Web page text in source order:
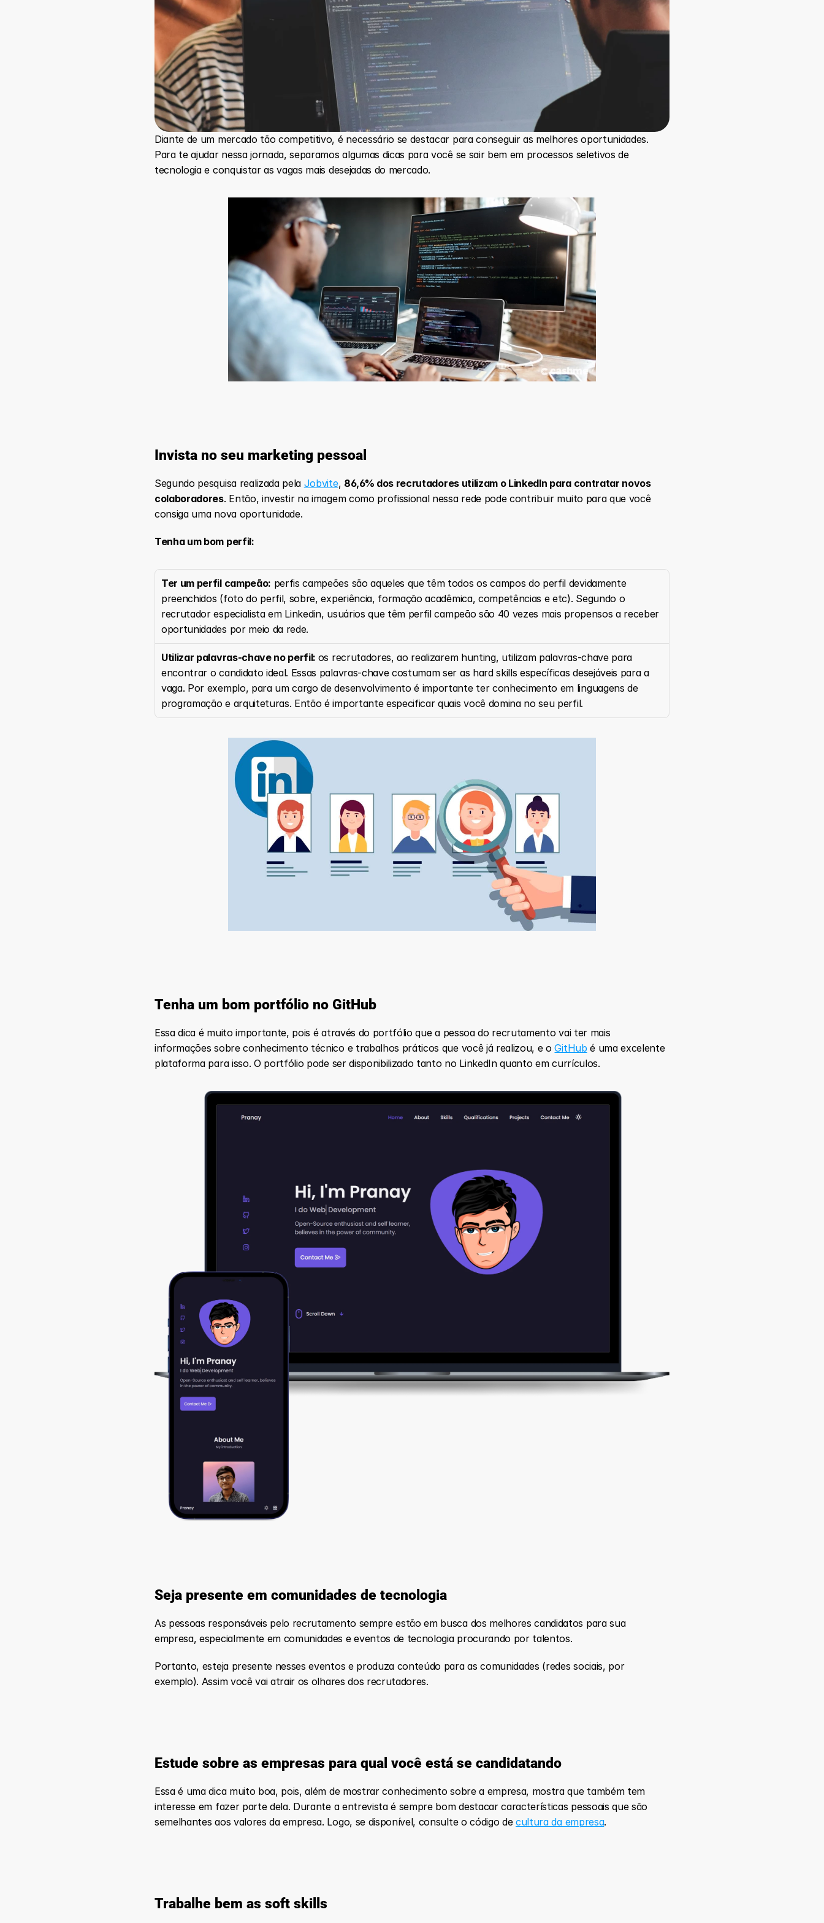
Diante de um mercado tão competitivo, é necessário se destacar para conseguir as melhores oportunidades.
Para te ajudar nessa jornada, separamos algumas dicas para você se sair bem em processos seletivos de
tecnologia e conquistar as vagas mais desejadas do mercado.
Invista no seu marketing pessoal
Segundo pesquisa realizada pela Jobvite, 86,6% dos recrutadores utilizam o LinkedIn para contratar novos
colaboradores. Então, investir na imagem como profissional nessa rede pode contribuir muito para que você
consiga uma nova oportunidade.
Tenha um bom perfil:
Ter um perfil campeão: perfis campeões são aqueles que têm todos os campos do perfil devidamente
preenchidos (foto do perfil, sobre, experiência, formação acadêmica, competências e etc). Segundo o
recrutador especialista em Linkedin, usuários que têm perfil campeão são 40 vezes mais propensos a receber
oportunidades por meio da rede.
Utilizar palavras-chave no perfil: os recrutadores, ao realizarem hunting, utilizam palavras-chave para
encontrar o candidato ideal. Essas palavras-chave costumam ser as hard skills específicas desejáveis para a
vaga. Por exemplo, para um cargo de desenvolvimento é importante ter conhecimento em linguagens de
programação e arquiteturas. Então é importante especificar quais você domina no seu perfil.
Tenha um bom portfólio no GitHub
Essa dica é muito importante, pois é através do portfólio que a pessoa do recrutamento vai ter mais
informações sobre conhecimento técnico e trabalhos práticos que você já realizou, e o GitHub é uma excelente
plataforma para isso. O portfólio pode ser disponibilizado tanto no LinkedIn quanto em currículos.
Seja presente em comunidades de tecnologia
As pessoas responsáveis pelo recrutamento sempre estão em busca dos melhores candidatos para sua
empresa, especialmente em comunidades e eventos de tecnologia procurando por talentos.
Portanto, esteja presente nesses eventos e produza conteúdo para as comunidades (redes sociais, por
exemplo). Assim você vai atrair os olhares dos recrutadores.
Estude sobre as empresas para qual você está se candidatando
Essa é uma dica muito boa, pois, além de mostrar conhecimento sobre a empresa, mostra que também tem
interesse em fazer parte dela. Durante a entrevista é sempre bom destacar características pessoais que são
semelhantes aos valores da empresa. Logo, se disponível, consulte o código de cultura da empresa.
Trabalhe bem as soft skills